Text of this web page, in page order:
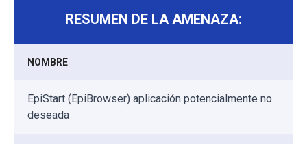
RESUMEN DE LA AMENAZA:
NOMBRE
EpiStart (EpiBrowser) aplicación potencialmente no
deseada